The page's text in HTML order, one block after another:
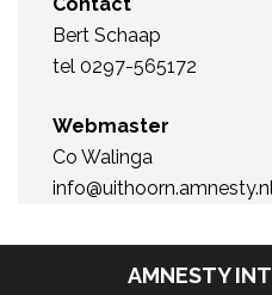
Bert Schaap
tel 0297-565172
Webmaster
Co Walinga
info@uithoorn.amnesty.nl
AMNESTY